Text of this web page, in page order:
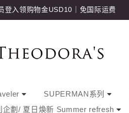
登入领购物金USD10｜免国际运费
SUPERMAN系列
企劃/ 夏日煥新 Summer refresh